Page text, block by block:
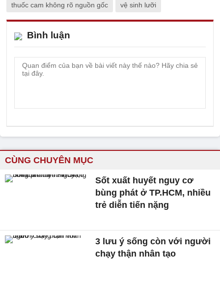
thuốc cam không rõ nguồn gốc vệ sinh lưỡi
Bình luận
CÙNG CHUYÊN MỤC
Sốt xuất huyết nguy cơ
bùng phát ở TP.HCM, nhiều
trẻ diễn tiến nặng
3 lưu ý sống còn với người
chạy thận nhân tạo